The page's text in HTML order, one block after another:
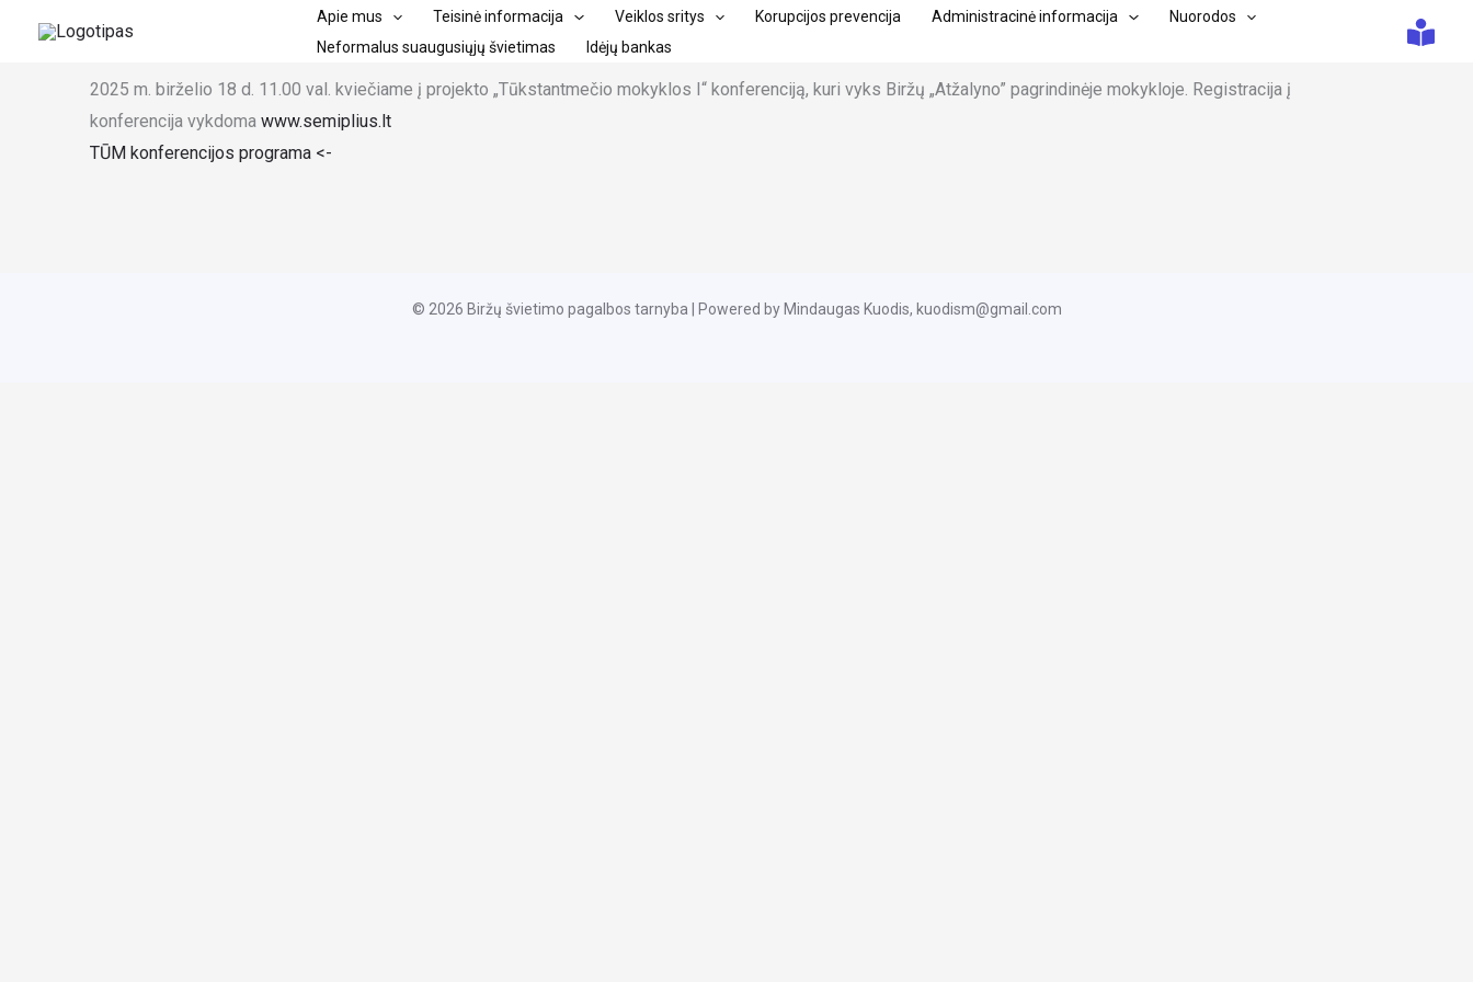
Apie mus Teisinė informacija Veiklos sritys Korupcijos prevencija Administracinė informacija
Nuorodos
Neformalus suaugusiųjų švietimas
Idėjų bankas
2025 m. birželio 18 d. 11.00 val. kviečiame į projekto „Tūkstantmečio mokyklos I“ konferenciją, kuri vyks Biržų „Atžalyno” pagrindinėje mokykloje. Registracija į
konferencija vykdoma www.semiplius.lt
TŪM konferencijos programa <-
© 2026 Biržų švietimo pagalbos tarnyba | Powered by Mindaugas Kuodis, kuodism@gmail.com